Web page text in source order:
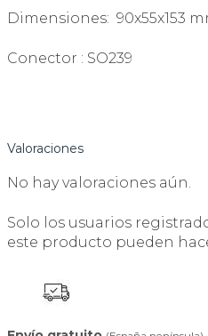
Dimensiones: 90x55x153
Conector : SO239
Valoraciones
No hay valoraciones aún.
Solo los usuarios
este producto pueden